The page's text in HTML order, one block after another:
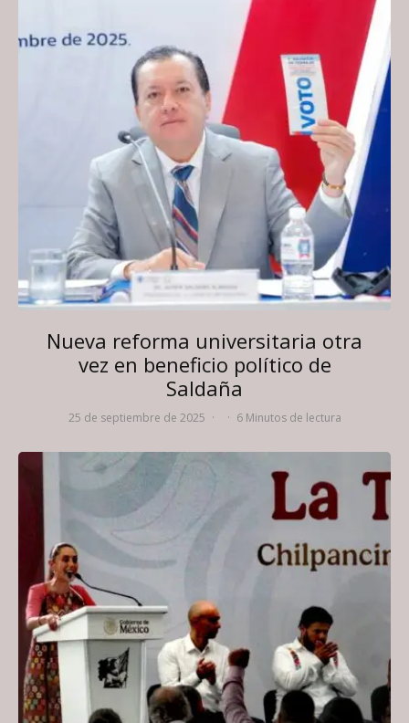
Nueva reforma universitaria otra
vez en beneficio político de
Saldaña
25 de septiembre de 2025 · · 6 Minutos de lectura